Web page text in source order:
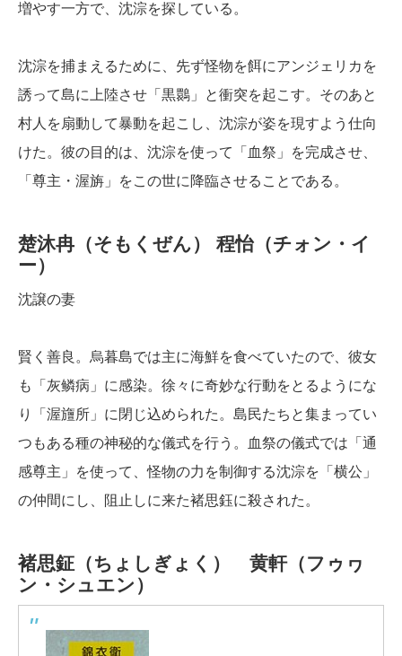
増やす一方で、沈淙を探している。
沈淙を捕まえるために、先ず怪物を餌にアンジェリカを
誘って島に上陸させ「黒䴉」と衝突を起こす。そのあと
村人を扇動して暴動を起こし、沈淙が姿を現すよう仕向
けた。彼の目的は、沈淙を使って「血祭」を完成させ、
「尊主・渥旃」をこの世に降臨させることである。
楚沐冉（そもくぜん）
程怡（チォン・イ
ー）
沈譲の妻
賢く善良。烏暮島では主に海鮮を食べていたので、彼女
も「灰鳞病」に感染。徐々に奇妙な行動をとるようにな
り「渥旜所」に閉じ込められた。島民たちと集まってい
つもある種の神秘的な儀式を行う。血祭の儀式では「通
感尊主」を使って、怪物の力を制御する沈淙を「横公」
の仲間にし、阻止しに来た褚思鈺に殺された。
褚思鉦（ちょしぎょく）
黄軒（フゥヮ
ン・シュエン）